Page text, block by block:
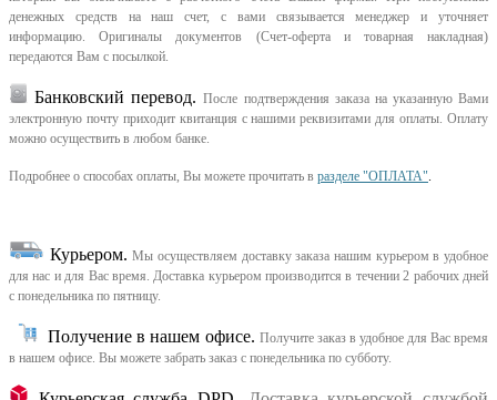
денежных средств на наш счет, с вами связывается менеджер и уточняет
информацию. Оригиналы документов (Счет-оферта и товарная накладная)
передаются Вам с посылкой.
Банковский перевод. После подтверждения заказа на указанную Вами
электронную почту приходит квитанция с нашими реквизитами для оплаты. Оплату
можно осуществить в любом банке.
Подробнее о способах оплаты, Вы можете прочитать в разделе "ОПЛАТА"
Курьером. Мы осуществляем доставку заказа нашим курьером в удобное
для нас и для Вас время. Доставка курьером производится в течении 2 рабочих дней
с понедельника по пятницу.
Получение в нашем офисе. Получите заказ в удобное для Вас время
в нашем офисе. Вы можете забрать заказ с понедельника по субботу.